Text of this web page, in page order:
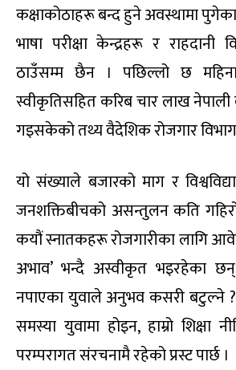
कक्षाकोठाहरू बन्द हुने अवस्थामा
भाषा परीक्षा केन्द्रहरू र राहदानी
ठाउँसम्म छैन । पछिल्लो छ
स्वीकृतिसहित करिब चार लाख नेपाली
गइसकेको तथ्य वैदेशिक रोजगार
यो संख्याले बजारको माग र
जनशक्तिबीचको असन्तुलन कति
कयौं स्नातकहरू रोजगारीका लागि
अभाव’ भन्दै अस्वीकृत भइरहेका
नपाएका युवाले अनुभव कसरी बटुल्ने ?
समस्या युवामा होइन, हाम्रो शिक्षा
परम्परागत संरचनामै रहेको प्रस्ट पार्छ ।